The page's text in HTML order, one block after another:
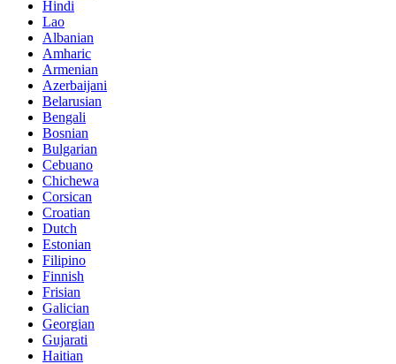
Hindi
Lao
Albanian
Amharic
Armenian
Azerbaijani
Belarusian
Bengali
Bosnian
Bulgarian
Cebuano
Chichewa
Corsican
Croatian
Dutch
Estonian
Filipino
Finnish
Frisian
Galician
Georgian
Gujarati
Haitian